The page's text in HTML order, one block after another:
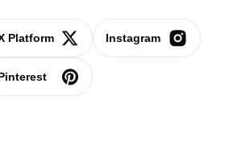
Platform Instagram